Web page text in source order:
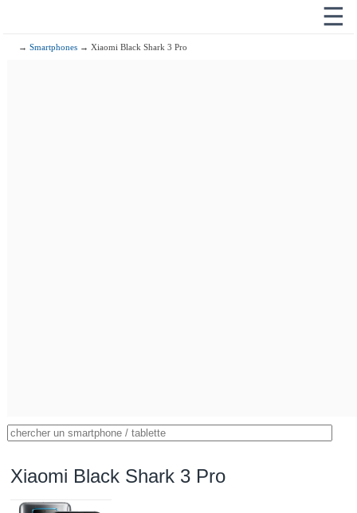
☰
→Smartphones → Xiaomi Black Shark 3 Pro
Xiaomi Black Shark 3 Pro